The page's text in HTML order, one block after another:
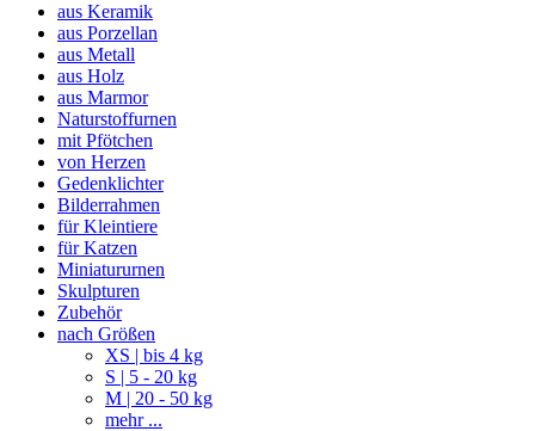
aus Keramik
aus Porzellan
aus Metall
aus Holz
aus Marmor
Naturstoffurnen
mit Pfötchen
von Herzen
Gedenklichter
Bilderrahmen
für Kleintiere
für Katzen
Miniatururnen
Skulpturen
Zubehör
nach Größen
XS | bis 4 kg
S | 5 - 20 kg
M | 20 - 50 kg
mehr ...